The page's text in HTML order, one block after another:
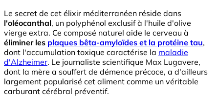
Le secret de cet élixir méditerranéen réside dans
l'oléocanthal, un polyphénol exclusif à l'huile d'olive
vierge extra. Ce composé naturel aide le cerveau à
éliminer les plaques bêta-amyloïdes et la protéine tau,
dont l'accumulation toxique caractérise la maladie
d'Alzheimer. Le journaliste scientifique Max Lugavere,
dont la mère a souffert de démence précoce, a d'ailleurs
largement popularisé cet aliment comme un véritable
carburant cérébral préventif.